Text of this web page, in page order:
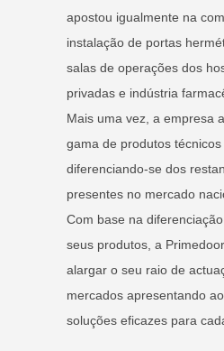
apostou igualmente na
instalação de portas
salas de operações dos
privadas e indústria
Mais uma vez, a empresa
gama de produtos técnicos
diferenciando-se dos
presentes no mercado
Com base na
seus produtos, a
alargar o seu raio de
mercados apresentando
soluções eficazes para